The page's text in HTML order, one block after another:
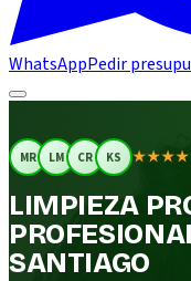
WhatsAppPedir
MR LM CR KS
LIMPIEZA
SANTIAGO